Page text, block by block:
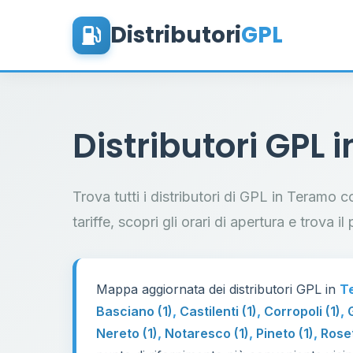
DistributoriGPL
Distributori GPL
Trova tutti i distributori di GPL in Teramo
tariffe, scopri gli orari di apertura e trova
Mappa aggiornata dei distributori GPL in
Basciano (1), Castilenti (1), Corropoli (1),
Nereto (1), Notaresco (1), Pineto (1),